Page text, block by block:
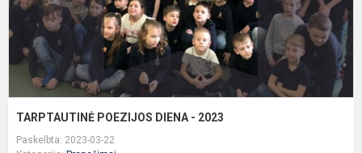
TARPTAUTINĖ POEZIJOS DIENA - 2023
Paskelbta: 2023-03-22